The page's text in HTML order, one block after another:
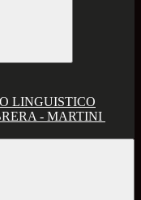
LINGUISTICO
- MARTINI